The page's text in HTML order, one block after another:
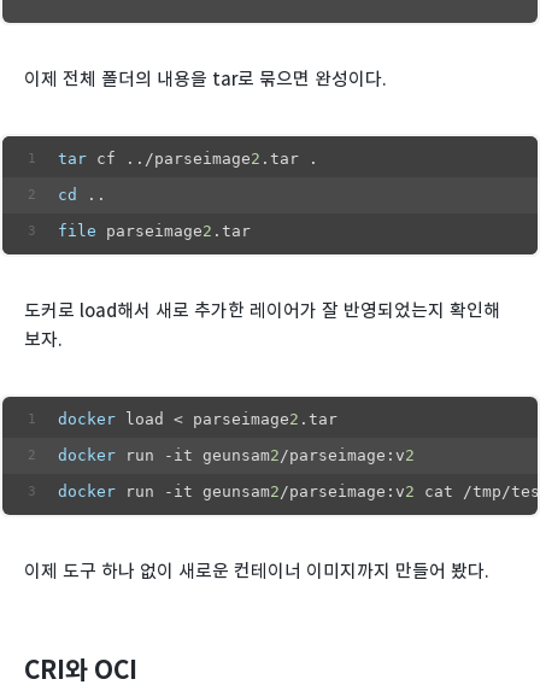
이제 전체 폴더의 내용을 tar로 묶으면 완성이다.
tar cf ../parseimage2 .tar .
cd
..
file parseimage2 .tar
도커로 load해서 새로 추가한 레이어가 잘 반영되었는지 확인해
보자.
docker load < parseimage2 .tar
docker run -it geunsam2 /parseimage:v2
docker run -it geunsam2 /parseimage:v2 cat /tmp/
이제 도구 하나 없이 새로운 컨테이너 이미지까지 만들어 봤다.
CRI와 OCI